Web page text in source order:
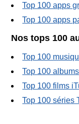
Top 100 apps
Top 100 apps
Nos tops 100
Top 100
Top 100
Top 100 films
Top 100 séries